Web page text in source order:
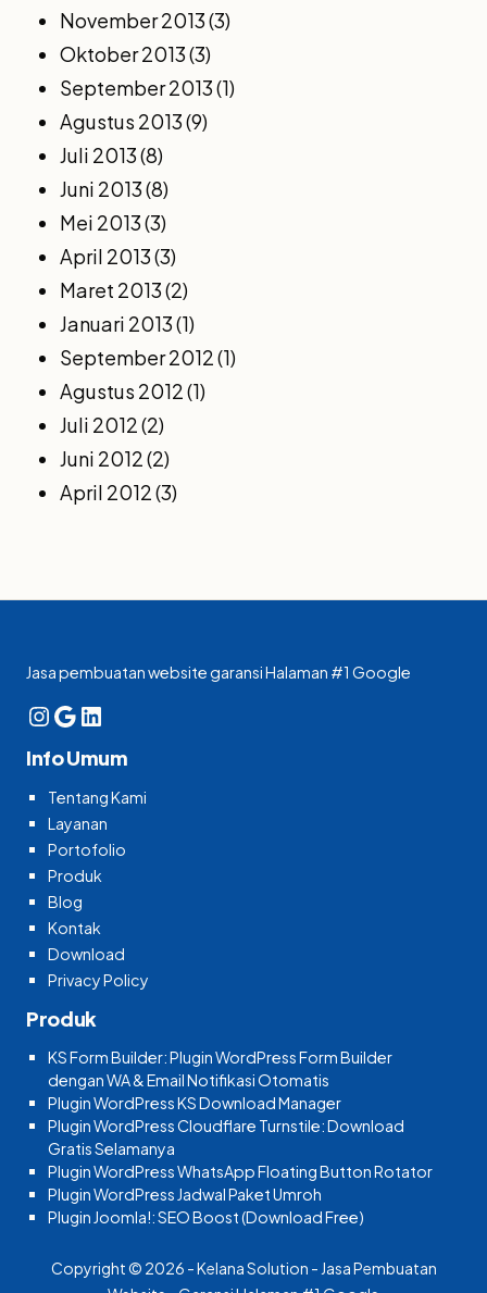
November 2013(3)
Oktober 2013(3)
September 2013(1)
Agustus 2013(9)
Juli 2013(8)
Juni 2013(8)
Mei 2013(3)
April 2013(3)
Maret 2013(2)
Januari 2013(1)
September 2012(1)
Agustus 2012(1)
Juli 2012(2)
Juni 2012(2)
April 2012(3)
Jasa pembuatan website garansi Halaman #1 Google
InstagramGoogle LinkedIn
Info Umum
Tentang Kami
Layanan
Portofolio
Produk
Blog
Kontak
Download
Privacy Policy
Produk
KS Form Builder: Plugin WordPress Form Builder
dengan WA & Email Notifikasi Otomatis
Plugin WordPress KS Download Manager
Plugin WordPress Cloudflare Turnstile: Download
Gratis Selamanya
Plugin WordPress WhatsApp Floating Button Rotator
Plugin WordPress Jadwal Paket Umroh
Plugin Joomla!: SEO Boost (Download Free)
Copyright © 2026 - Kelana Solution - Jasa Pembuatan